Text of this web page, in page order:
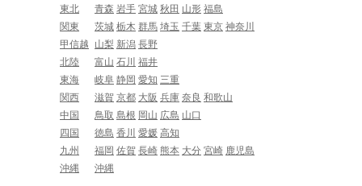
東北
青森 岩手 宮城 秋田 山形 福島
関東
茨城 栃木 群馬 埼玉 千葉 東京 神奈川
甲信越
山梨 新潟 長野
北陸
富山 石川 福井
東海
岐阜 静岡 愛知 三重
関西
滋賀 京都 大阪 兵庫 奈良 和歌山
中国
鳥取 島根 岡山 広島 山口
四国
徳島 香川 愛媛 高知
九州
福岡 佐賀 長崎 熊本 大分 宮崎 鹿児島
沖縄
沖縄